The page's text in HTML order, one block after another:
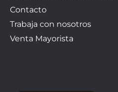
Contacto
Trabaja con nosotros
Venta Mayorista